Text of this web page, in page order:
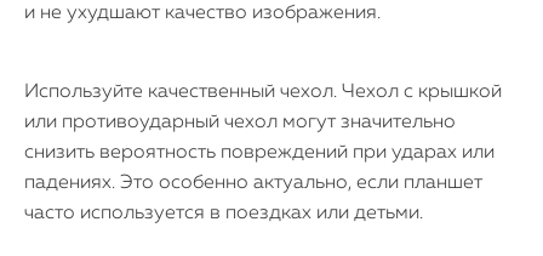
и не ухудшают качество изображения.
Используйте качественный чехол. Чехол с крышкой
или противоударный чехол могут значительно
снизить вероятность повреждений при ударах или
падениях. Это особенно актуально, если планшет
часто используется в поездках или детьми.